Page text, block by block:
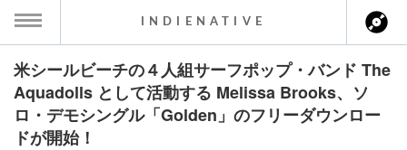
MENU
ス一覧
INDIENATIVE
米シールビーチの４人組サーフポップ・バンド The
Aquadolls として活動する Melissa Brooks、ソ
ロ・デモシングル「Golden」のフリーダウンロー
ドが開始！